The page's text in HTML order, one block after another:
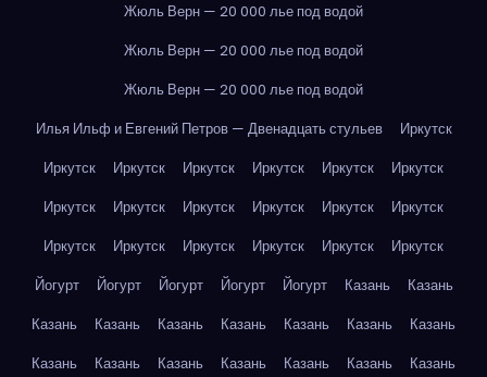
Жюль Верн — 20 000 лье под водой
Жюль Верн — 20 000 лье под водой
Жюль Верн — 20 000 лье под водой
Илья Ильф и Евгений Петров — Двенадцать стульев
Иркутск
Иркутск
Иркутск Иркутск Иркутск Иркутск
Иркутск
Иркутск
Иркутск Иркутск Иркутск Иркутск
Иркутск
Иркутск
Иркутск Иркутск Иркутск Иркутск
Иркутск
Йогурт
Йогурт Йогурт Йогурт Йогурт Казань
Казань
Казань
Казань Казань Казань Казань Казань
Казань
Казань
Казань Казань Казань Казань Казань
Казань